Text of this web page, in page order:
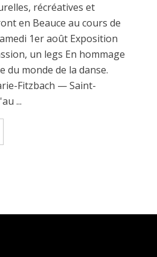
récréatives et
en Beauce au cours de
1er août Exposition
un legs En hommage
du monde de la danse.
Fitzbach — Saint-
...